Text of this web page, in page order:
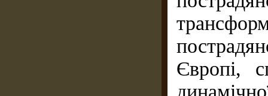
Європі,